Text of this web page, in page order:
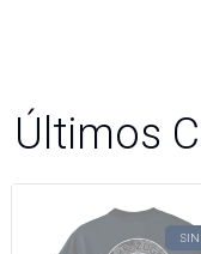
Últimos
SIN